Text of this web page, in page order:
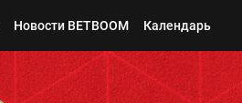
Новости BETBOOM Календарь